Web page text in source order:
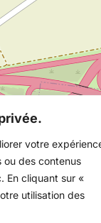
votre
des contenus
En cliquant sur «
utilisation des